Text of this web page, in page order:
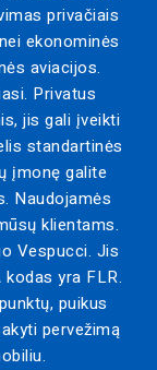
privačiais
ekonominės
aviacijos.
Privatus
jis gali įveikti
standartinės
įmonę galite
Naudojamės
klientams.
Vespucci. Jis
yra FLR.
puikus
pervežimą